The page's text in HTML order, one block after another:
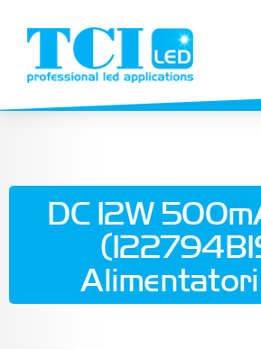
DC 12W
Alimentatori